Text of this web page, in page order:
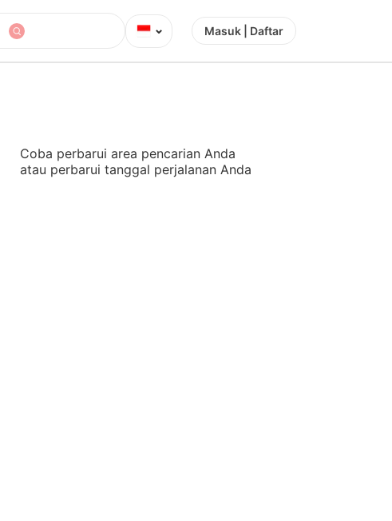
⌄ Masuk | Daftar
Coba perbarui area pencarian Anda
atau perbarui tanggal perjalanan Anda